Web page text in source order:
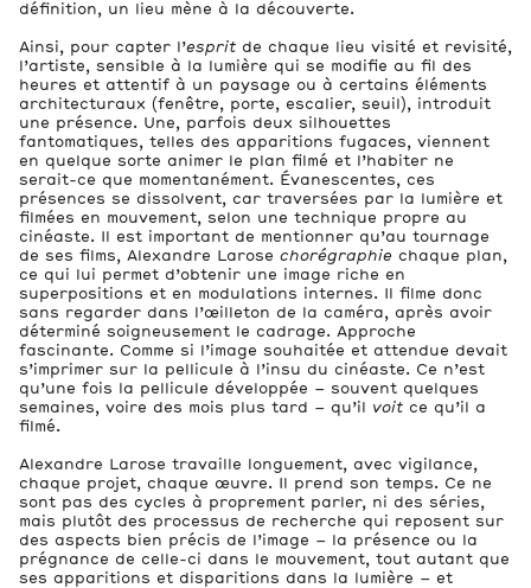
définition, un lieu mène à la découverte.
Ainsi, pour capter l’esprit de chaque lieu visité et revisité,
l’artiste, sensible à la lumière qui se modifie au fil des
heures et attentif à un paysage ou à certains éléments
architecturaux (fenêtre, porte, escalier, seuil), introduit
une présence. Une, parfois deux silhouettes
fantomatiques, telles des apparitions fugaces, viennent
en quelque sorte animer le plan filmé et l’habiter ne
serait-ce que momentanément. Évanescentes, ces
présences se dissolvent, car traversées par la lumière et
filmées en mouvement, selon une technique propre au
cinéaste. Il est important de mentionner qu’au tournage
de ses films, Alexandre Larose chorégraphie chaque plan,
ce qui lui permet d’obtenir une image riche en
superpositions et en modulations internes. Il filme donc
sans regarder dans l’œilleton de la caméra, après avoir
déterminé soigneusement le cadrage. Approche
fascinante. Comme si l’image souhaitée et attendue devait
s’imprimer sur la pellicule à l’insu du cinéaste. Ce n’est
qu’une fois la pellicule développée – souvent quelques
semaines, voire des mois plus tard – qu’il voit ce qu’il a
filmé.
Alexandre Larose travaille longuement, avec vigilance,
chaque projet, chaque œuvre. Il prend son temps. Ce ne
sont pas des cycles à proprement parler, ni des séries,
mais plutôt des processus de recherche qui reposent sur
des aspects bien précis de l’image – la présence ou la
prégnance de celle-ci dans le mouvement, tout autant que
ses apparitions et disparitions dans la lumière – et